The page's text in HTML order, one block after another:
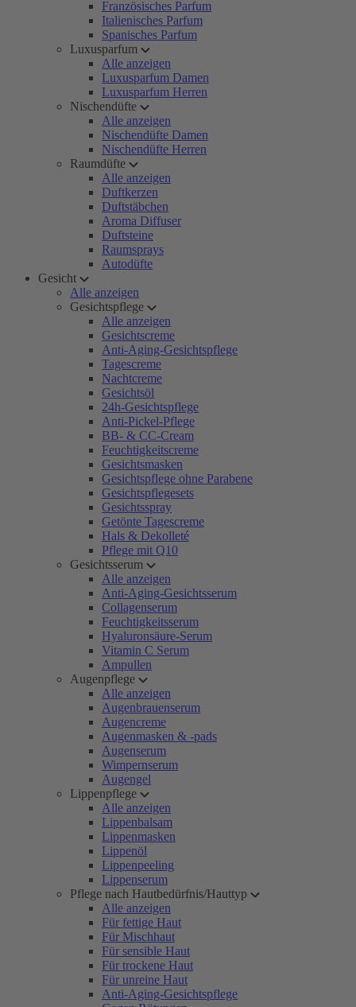
Französisches Parfum
Italienisches Parfum
Spanisches Parfum
Luxusparfum
Alle anzeigen
Luxusparfum Damen
Luxusparfum Herren
Nischendüfte
Alle anzeigen
Nischendüfte Damen
Nischendüfte Herren
Raumdüfte
Alle anzeigen
Duftkerzen
Duftstäbchen
Aroma Diffuser
Duftsteine
Raumsprays
Autodüfte
Gesicht
Alle anzeigen
Gesichtspflege
Alle anzeigen
Gesichtscreme
Anti-Aging-Gesichtspflege
Tagescreme
Nachtcreme
Gesichtsöl
24h-Gesichtspflege
Anti-Pickel-Pflege
BB- & CC-Cream
Feuchtigkeitscreme
Gesichtsmasken
Gesichtspflege ohne Parabene
Gesichtspflegesets
Gesichtsspray
Getönte Tagescreme
Hals & Dekolleté
Pflege mit Q10
Gesichtsserum
Alle anzeigen
Anti-Aging-Gesichtsserum
Collagenserum
Feuchtigkeitsserum
Hyaluronsäure-Serum
Vitamin C Serum
Ampullen
Augenpflege
Alle anzeigen
Augenbrauenserum
Augencreme
Augenmasken & -pads
Augenserum
Wimpernserum
Augengel
Lippenpflege
Alle anzeigen
Lippenbalsam
Lippenmasken
Lippenöl
Lippenpeeling
Lippenserum
Pflege nach Hautbedürfnis/Hauttyp
Alle anzeigen
Für fettige Haut
Für Mischhaut
Für sensible Haut
Für trockene Haut
Für unreine Haut
Anti-Aging-Gesichtspflege